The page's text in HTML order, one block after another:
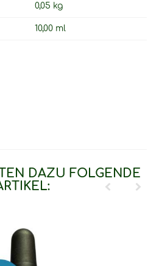
0,05 kg
10,00 ml
DAZU FOLGENDE